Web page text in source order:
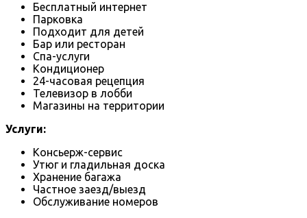
Бесплатный интернет
Парковка
Подходит для детей
Бар или ресторан
Спа-услуги
Кондиционер
24-часовая рецепция
Телевизор в лобби
Магазины на территории
Услуги:
Консьерж-сервис
Утюг и гладильная доска
Хранение багажа
Частное заезд/выезд
Обслуживание номеров